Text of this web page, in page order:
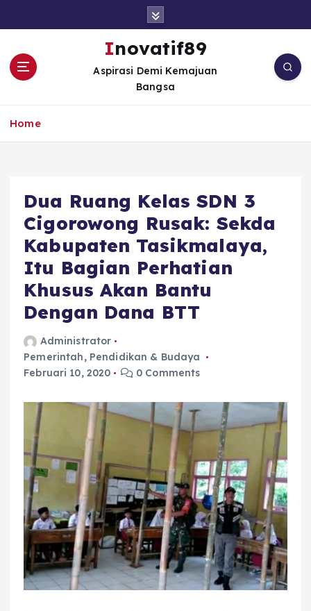
Inovatif89
Aspirasi Demi Kemajuan
Bangsa
Home
Dua Ruang Kelas SDN 3
Cigorowong Rusak: Sekda
Kabupaten Tasikmalaya,
Itu Bagian Perhatian
Khusus Akan Bantu
Dengan Dana BTT
Administrator
Pemerintah, Pendidikan & Budaya
Februari 10, 2020
0 Comments